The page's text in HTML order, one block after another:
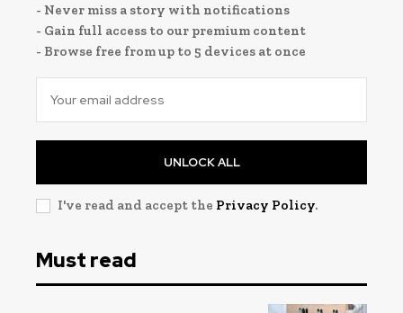
- Never miss a story with notifications
- Gain full access to our premium content
- Browse free from up to 5 devices at once
UNLOCK ALL
I've read and accept the Privacy Policy.
Must read